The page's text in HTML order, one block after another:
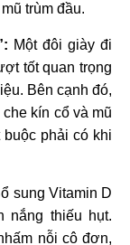
trùm đầu.
Một đôi giày đi
tốt quan trọng
Bên cạnh đó,
kín cổ và mũ
buộc phải có khi
sung Vitamin D
nắng thiếu hụt.
nỗi cô đơn,